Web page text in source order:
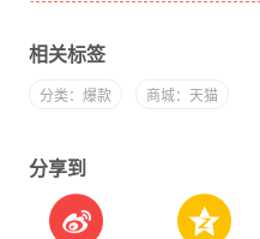
相关标签
分类：爆款 商城：天猫
分享到